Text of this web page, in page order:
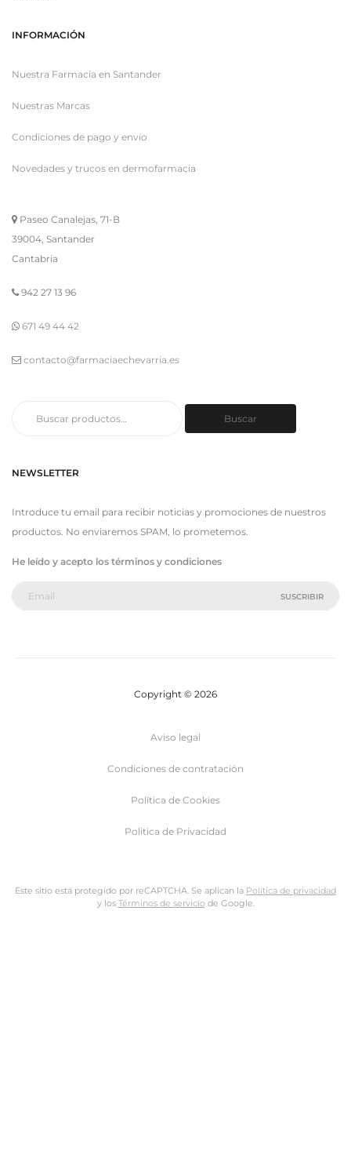
INFORMACIÓN
Nuestra Farmacia en Santander
Nuestras Marcas
Condiciones de pago y envío
Novedades y trucos en dermofarmacia
Paseo Canalejas, 71-B
39004, Santander
Cantabria
942 27 13 96
671 49 44 42
contacto@farmaciaechevarria.es
Buscar
NEWSLETTER
Introduce tu email para recibir noticias y promociones de nuestros
productos. No enviaremos SPAM, lo prometemos.
He leído y acepto los términos y condiciones
Copyright © 2026
Aviso legal
Condiciones de contratación
Política de Cookies
Politica de Privacidad
Este sitio está protegido por reCAPTCHA. Se aplican la Política de privacidad
y los Términos de serviciode Google.